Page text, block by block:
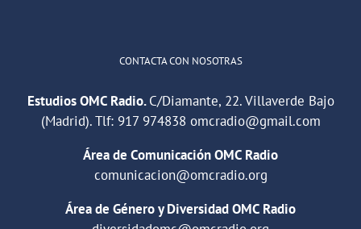
CONTACTA CON NOSOTRAS
Estudios OMC Radio.C/Diamante, 22. Villaverde Bajo
(Madrid). Tlf: 917 974838 omcradio@gmail.com
Área de Comunicación OMC Radio
comunicacion@omcradio.org
Área de Género y Diversidad OMC Radio